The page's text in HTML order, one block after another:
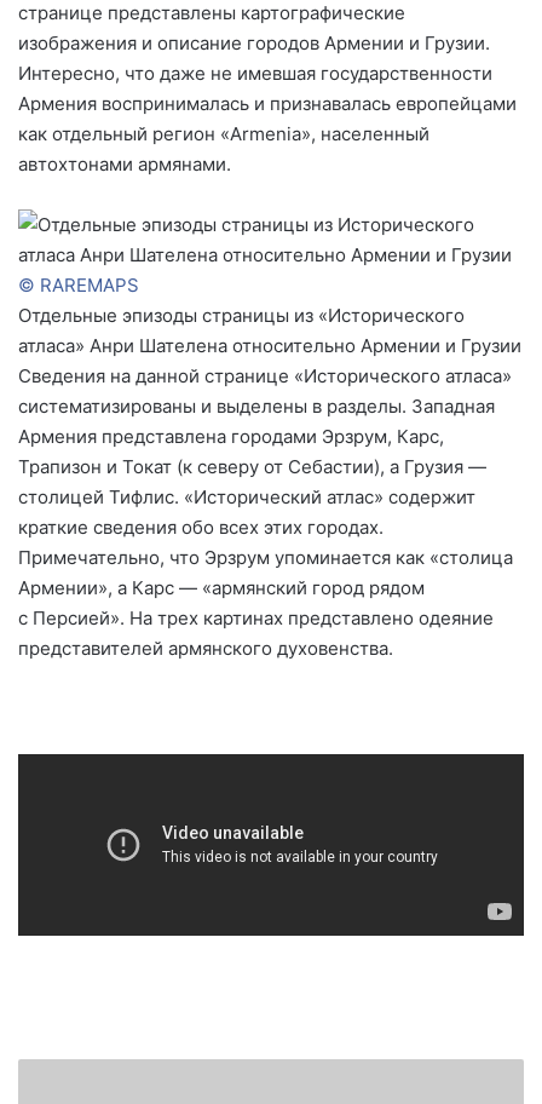
странице представлены картографические
изображения и описание городов Армении и Грузии.
Интересно, что даже не имевшая государственности
Армения воспринималась и признавалась европейцами
как отдельный регион «Armenia», населенный
автохтонами армянами.
© RAREMAPS
Отдельные эпизоды страницы из «Исторического
атласа» Анри Шателена относительно Армении и Грузии
Сведения на данной странице «Исторического атласа»
систематизированы и выделены в разделы. Западная
Армения представлена городами Эрзрум, Карс,
Трапизон и Токат (к северу от Себастии), а Грузия —
столицей Тифлис. «Исторический атлас» содержит
краткие сведения обо всех этих городах.
Примечательно, что Эрзрум упоминается как «столица
Армении», а Карс — «армянский город рядом
с Персией». На трех картинах представлено одеяние
представителей армянского духовенства.